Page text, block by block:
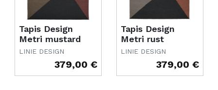
Tapis Design
Metri mustard
LINIE DESIGN
379,00 €
Tapis Design
Metri rust
LINIE DESIGN
379,00 €